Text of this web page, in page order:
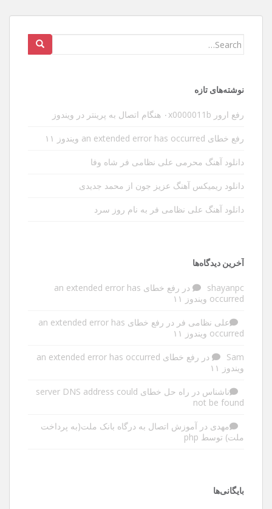
Search
نوشته‌های تازه
رفع ارور ۰x0000011b هنگام اتصال به پرینتر در ویندوز
رفع خطای an extended error has occurred ویندوز ۱۱
دانلود آهنگ محرمی علی نظامی فر شاه وفا
دانلود ریمیکس آهنگ عزیز جون از محمد جدیدی
دانلود آهنگ علی نظامی فر به نام روز سرد
آخرین دیدگاه‌ها
shayanpc در
رفع خطای an extended error has
occurred ویندوز ۱۱
علی نظامی فر در
رفع خطای an extended error has
occurred ویندوز ۱۱
Sam در
رفع خطای an extended error has occurred
ویندوز ۱۱
ناشناس در
راه حل خطای server DNS address could
not be found
مهدی در
آموزش اتصال به درگاه بانک ملت(به پرداخت
ملت) توسط php
بایگانی‌ها